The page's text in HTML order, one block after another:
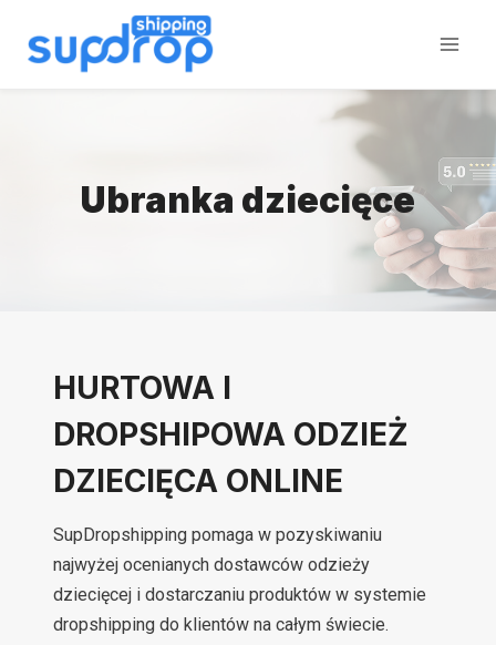
Ubranka dziecięce
HURTOWA I
DROPSHIPOWA ODZIEŻ
DZIECIĘCA ONLINE
SupDropshipping pomaga w pozyskiwaniu
najwyżej ocenianych dostawców odzieży
dziecięcej i dostarczaniu produktów w systemie
dropshipping do klientów na całym świecie.